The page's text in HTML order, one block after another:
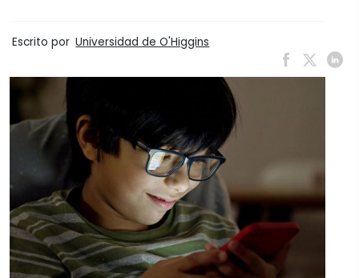
Escrito por Universidad de O'Higgins